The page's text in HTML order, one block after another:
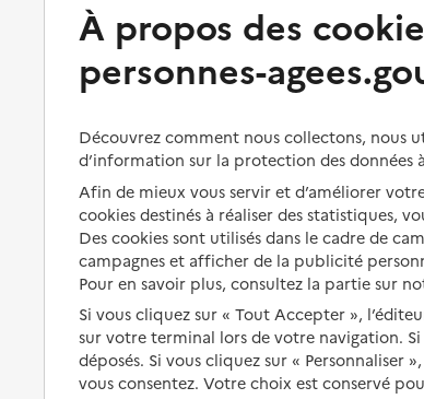
Préserver son autonomie
Perte d'autonomie : évaluation
et droits
Aménager son logement et
s'équiper
Préserver son autonomie et sa
santé
Organiser à l'avance sa propre
protection
Les mesures de protection
Les obligations de la famille
Vivre à domicile
Bénéficier d'aide à
Aides financières
Solutions d'accueil
Partager son
Vivre à domicile
Être hospitalisé
Fin de vie à domicile
À propos des
personnes-
Découvrez comment nous collectons, nous
d’information sur la protection des données
Afin de mieux vous servir et d’améliorer
cookies destinés à réaliser des statistiques,
Des cookies sont utilisés dans le cadre de
campagnes et afficher de la publicité
Pour en savoir plus, consultez la partie sur
Si vous cliquez sur « Tout Accepter »,
sur votre terminal lors de votre navigation.
déposés. Si vous cliquez sur « Personnaliser
vous consentez. Votre choix est conservé